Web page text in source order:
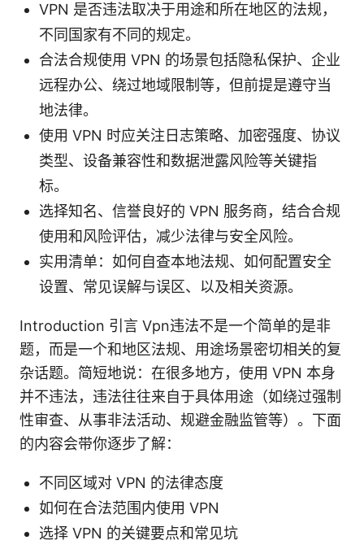
VPN 是否违法取决于用途和所在地区的法规，
不同国家有不同的规定。
合法合规使用 VPN 的场景包括隐私保护、企业
远程办公、绕过地域限制等，但前提是遵守当
地法律。
使用 VPN 时应关注日志策略、加密强度、协议
类型、设备兼容性和数据泄露风险等关键指
标。
选择知名、信誉良好的 VPN 服务商，结合合规
使用和风险评估，减少法律与安全风险。
实用清单：如何自查本地法规、如何配置安全
设置、常见误解与误区、以及相关资源。
Introduction 引言 Vpn违法不是一个简单的是非
题，而是一个和地区法规、用途场景密切相关的复
杂话题。简短地说：在很多地方，使用 VPN 本身
并不违法，违法往往来自于具体用途（如绕过强制
性审查、从事非法活动、规避金融监管等）。下面
的内容会带你逐步了解：
不同区域对 VPN 的法律态度
如何在合法范围内使用 VPN
选择 VPN 的关键要点和常见坑